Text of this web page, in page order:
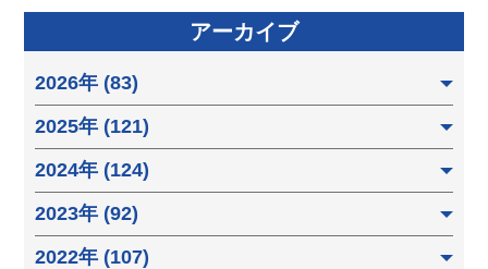
アーカイブ
2026年 (83)
2025年 (121)
2024年 (124)
2023年 (92)
2022年 (107)